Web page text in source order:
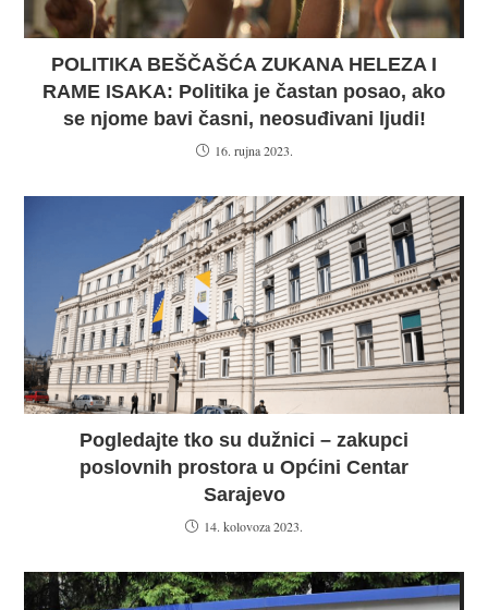
POLITIKA BEŠČAŠĆA ZUKANA HELEZA I
RAME ISAKA: Politika je častan posao, ako
se njome bavi časni, neosuđivani ljudi!
16. rujna 2023.
Pogledajte tko su dužnici – zakupci
poslovnih prostora u Općini Centar
Sarajevo
14. kolovoza 2023.